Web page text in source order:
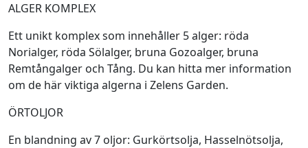
ALGER KOMPLEX
Ett unikt komplex som innehåller 5 alger: röda
Norialger, röda Sölalger, bruna Gozoalger, bruna
Remtångalger och Tång. Du kan hitta mer information
om de här viktiga algerna i Zelens Garden.
ÖRTOLJOR
En blandning av 7 oljor: Gurkörtsolja, Hasselnötsolja,